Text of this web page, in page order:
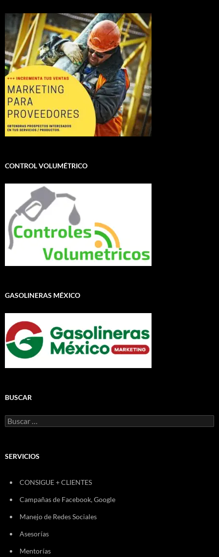
CONTROL VOLUMÉTRICO
GASOLINERAS MÉXICO
BUSCAR
Buscar:
SERVICIOS
CONSIGUE + CLIENTES
Campañas de Facebook, Google
Manejo de Redes Sociales
Asesorías
Mentorías